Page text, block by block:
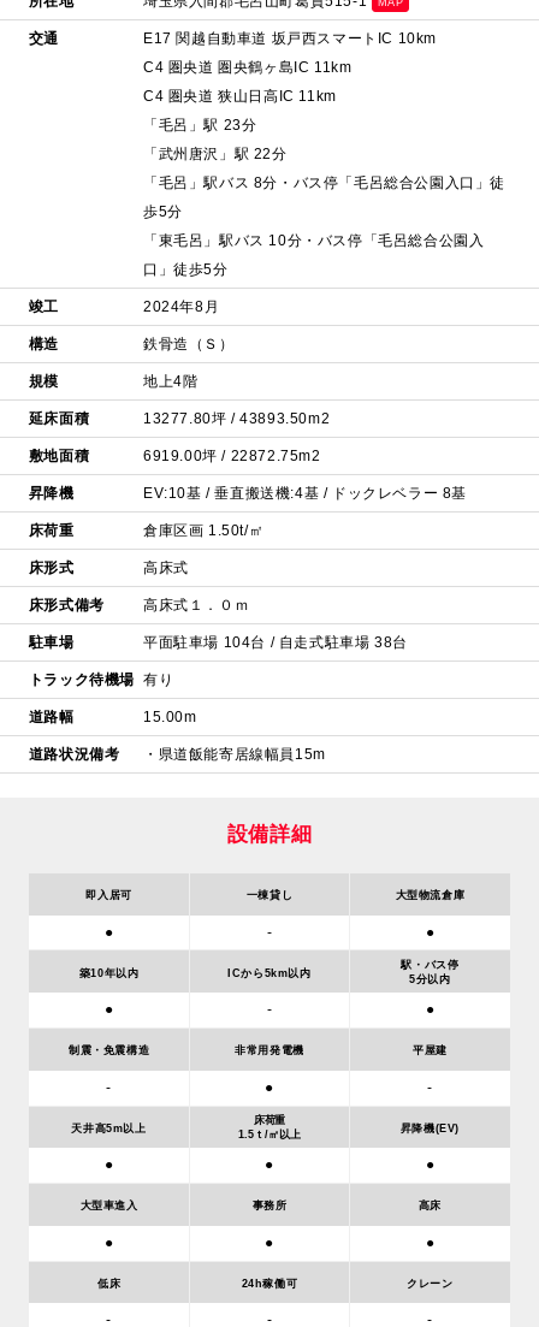
交通
E17 関越自動車道 坂戸西スマートIC 10km
C4 圏央道 圏央鶴ヶ島IC 11km
C4 圏央道 狭山日高IC 11km
「毛呂」駅 23分
「武州唐沢」駅 22分
「毛呂」駅バス 8分・バス停「毛呂総合公園入口」徒
歩5分
「東毛呂」駅バス 10分・バス停「毛呂総合公園入
口」徒歩5分
竣工 2024年8月
構造 鉄骨造（Ｓ）
規模 地上4階
延床面積 13277.80坪 / 43893.50m2
敷地面積 6919.00坪 / 22872.75m2
昇降機 EV:10基 / 垂直搬送機:4基 / ドックレベラー 8基
床荷重 倉庫区画 1.50t/㎡
床形式 高床式
床形式備考 高床式１．０ｍ
駐車場 平面駐車場 104台 / 自走式駐車場 38台
トラック待機場 有り
道路幅 15.00m
道路状況備考 ・県道飯能寄居線幅員15m
設備詳細
即入居可
●
一棟貸し
-
大型物流倉庫
●
築10年以内
●
ICから5km以内
-
駅・バス停
5分以内
●
制震・免震構造
-
非常用発電機
●
平屋建
-
天井高5m以上
●
床荷重
1.5ｔ/㎡以上
●
昇降機(EV)
●
大型車進入
●
事務所
●
高床
●
低床
-
24h稼働可
-
クレーン
-